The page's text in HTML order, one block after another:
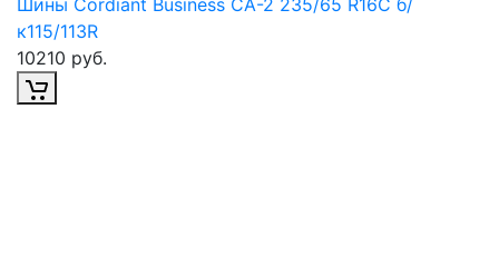
Шины Cordiant Business CA-2 235/65 R16С б/
к115/113R
10210 руб.